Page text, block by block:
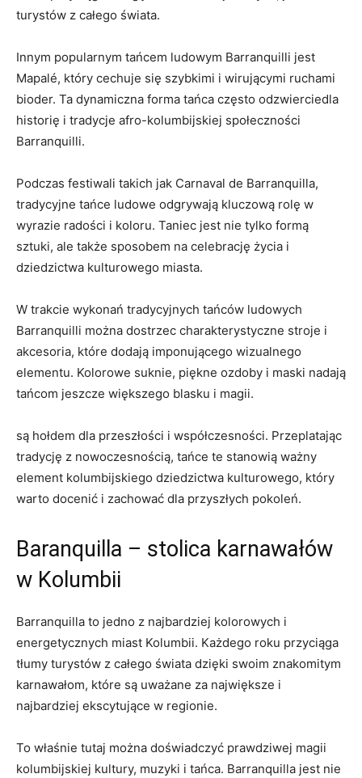
turystów‌ z całego⁢ świata.
Innym ⁣popularnym ⁤tańcem ludowym Barranquilli‌ jest
⁣Mapalé, który cechuje się szybkimi i wirującymi ruchami
bioder. Ta dynamiczna⁢ forma tańca często odzwierciedla ​
historię i tradycje afro-kolumbijskiej społeczności
Barranquilli.
Podczas festiwali takich ‍jak Carnaval de ‍Barranquilla,
⁢tradycyjne tańce ludowe odgrywają ⁢kluczową rolę w
wyrazie radości i koloru. Taniec jest⁣ nie tylko formą⁤
sztuki, ale ‍także ⁣sposobem na celebrację życia ‍i
‍dziedzictwa ​kulturowego ​miasta.
W ⁣trakcie wykonań tradycyjnych tańców ludowych
Barranquilli można dostrzec charakterystyczne stroje⁣ i
⁤akcesoria,⁤ które dodają imponującego ‍wizualnego
elementu. Kolorowe ‍suknie, piękne ‌ozdoby i maski nadają
tańcom jeszcze większego blasku i magii.
są hołdem dla przeszłości i⁢ współczesności. Przeplatając
⁣tradycję z nowoczesnością, tańce te​ stanowią ważny
element⁣ kolumbijskiego dziedzictwa kulturowego, który
warto ​docenić i zachować dla ⁤przyszłych⁤ pokoleń.
Baranquilla – stolica karnawałów
w Kolumbii
Barranquilla to jedno⁢ z najbardziej kolorowych i
energetycznych miast Kolumbii. Każdego⁢ roku przyciąga
tłumy turystów ‌z całego‍ świata dzięki swoim znakomitym
karnawałom, ​które‌ są uważane za ⁤największe⁤ i
najbardziej ekscytujące​ w ⁣regionie.
To‍ właśnie tutaj można doświadczyć prawdziwej magii
kolumbijskiej kultury, muzyki i ‌tańca.⁤ Barranquilla jest‌ nie